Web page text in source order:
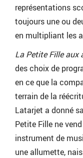
représentations
toujours une ou
en multipliant les
La Petite Fille aux
des choix de
en ce que la
terrain de la
Latarjet a donné
Petite Fille ne
instrument de
une allumette,